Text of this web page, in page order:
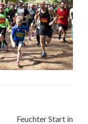
Feuchter Start in